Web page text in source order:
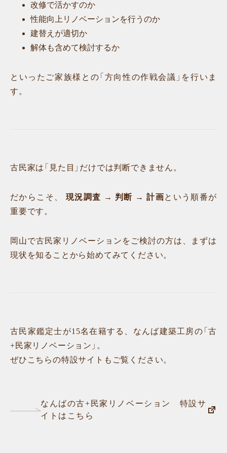
改修で活かすのか
性能向上リノベーションを行うのか
建替えが適切か
解体も含めて検討するか
といったご家族様との「方向性の作戦会議」を行いま
す。
古民家は「見た目」だけでは判断できません。
だからこそ、 現況調査 → 判断 → 計画という順番が
重要です。
岡山で古民家リノベーションをご検討の方は、まずは
現状を知ることから始めてみてください。
古民家鑑定士が15名在籍する、なんば建築工房の「古
+民家リノベーション」。
ぜひこちらの特設サイトもご覧ください。
なんばの古+民家リノベーション 特設サ
イトはこちら